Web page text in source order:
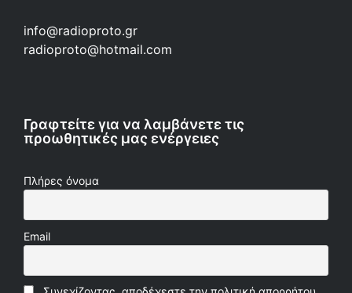
info@radioproto.gr
radioproto@hotmail.com
Γραφτείτε για να λαμβάνετε τις
προωθητικές μας ενέργειες
Πλήρες όνομα
Email